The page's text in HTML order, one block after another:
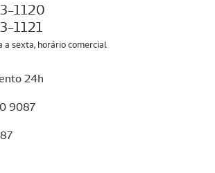
1120
1121
a sexta, horário comercial
24h
9087